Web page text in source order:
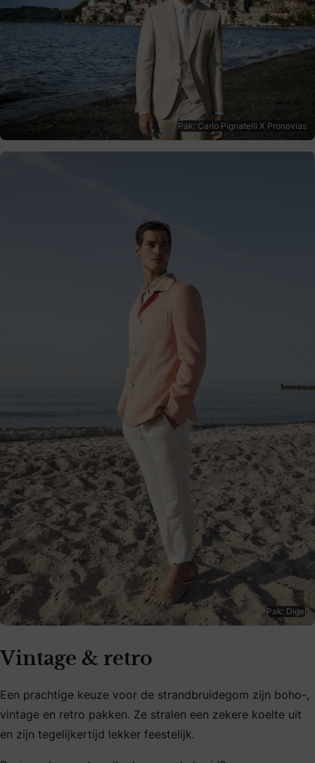
Pak: Carlo Pignatelli X Pronovias
Pak: Digel
Vintage & retro
Een prachtige keuze voor de strandbruidegom zijn boho-,
vintage en retro pakken. Ze stralen een zekere koelte uit
en zijn tegelijkertijd lekker feestelijk.